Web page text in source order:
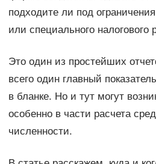
подходите ли под
или специального налогового
Это один из простейших
всего один главный
в бланке. Но и тут могут
особенно в части расчета
численности.